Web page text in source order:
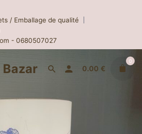
/ Emballage de qualité
- 0680507027
Bazar 0.00 €
0